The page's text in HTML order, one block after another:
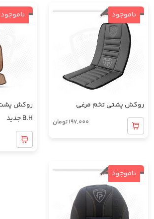
ناموجود
روکش پشتی تخم مرغی
197,000تومان
ناموجود
روکش
B.H جدید
ناموجود